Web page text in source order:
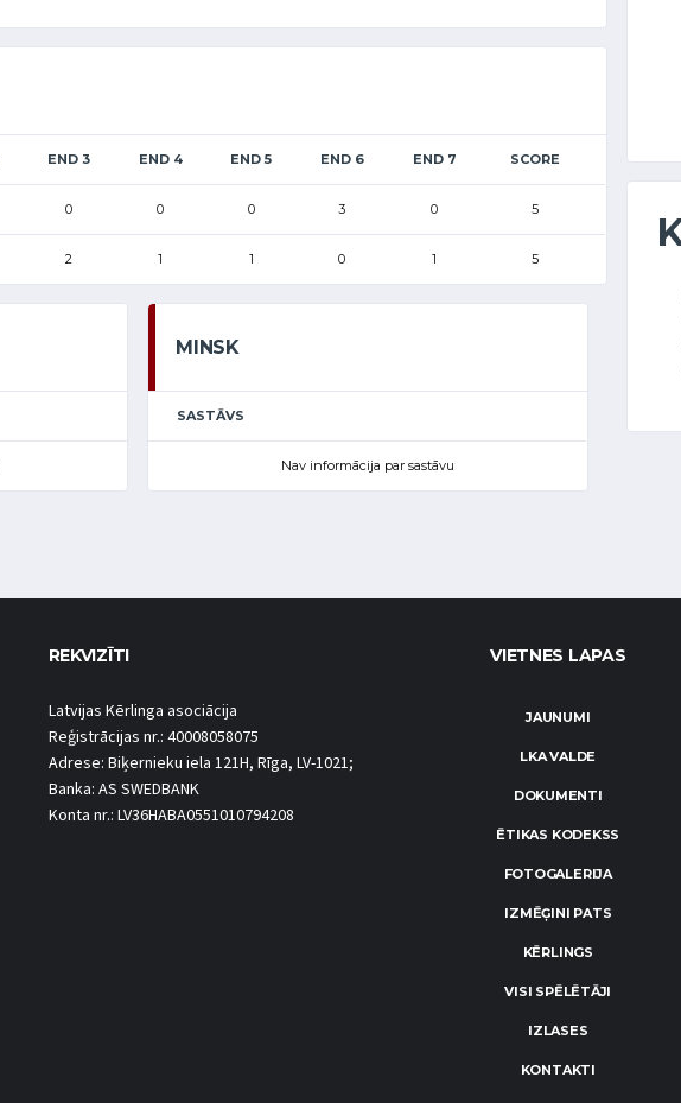
END 3 END 4 END 5 END 6 END 7 SCORE
0 0 0 3 0 5
2 1 1 0 1 5
MINSK
SASTĀVS
Nav informācija par sastāvu
REKVIZĪTI
Latvijas Kērlinga asociācija
Reģistrācijas nr.: 40008058075
Adrese: Biķernieku iela 121H, Rīga, LV-1021;
Banka: AS SWEDBANK
Konta nr.: LV36HABA0551010794208
VIETNES LAPAS
JAUNUMI
LKA VALDE
DOKUMENTI
ĒTIKAS KODEKSS
FOTOGALERIJA
IZMĒĢINI PATS
KĒRLINGS
VISI SPĒLĒTĀJI
IZLASES
KONTAKTI